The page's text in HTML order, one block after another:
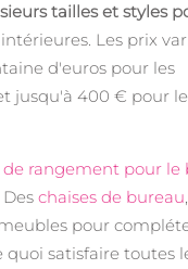
tailles et styles
Les prix
d'euros pour les
jusqu'à 400 € pour
rangement pour le
Des chaises de bureau
pour
quoi satisfaire toutes